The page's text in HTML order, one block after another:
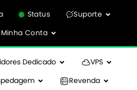
Status
Suporte
Minha Conta
Dedicado
VPS
Revenda